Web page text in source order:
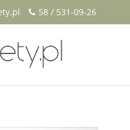
58 / 531-09-26